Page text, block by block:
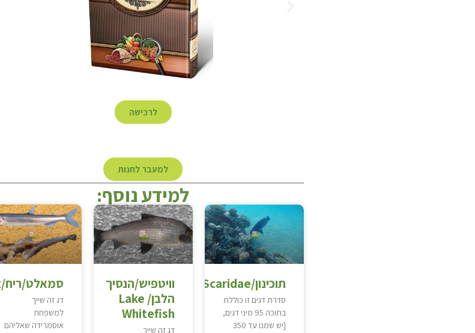
לרכישה
למעבר לחנות
למידע נוסף:
תוכינון/Scaridae
סדרת דגים זו כוללת
בתוכה 95 מיני דגים,
[יש שמנו עד 350
וויטפיש/הנסיך
הלבן/ Lake
Whitefish
דג זה שייך
סמאלט/ריח/Smelt
דג זה שייך
למשפחת
אוסמרידה שאליהם